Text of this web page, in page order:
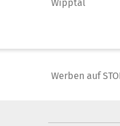
Wipptal
Werben auf